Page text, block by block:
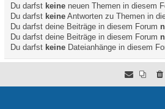
Du darfst keine neuen Themen in diesem
Du darfst keine Antworten zu Themen in
Du darfst deine Beiträge in diesem Forum
Du darfst deine Beiträge in diesem Forum
Du darfst keine Dateianhänge in diesem